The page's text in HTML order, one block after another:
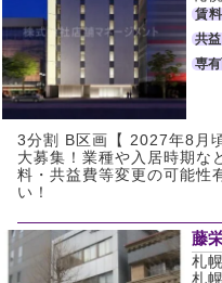
賃料
共
専
3分割 B区画【 2027年8月
大募集！業種や入居時期
料・共益費等変更の可能性
い！
藤
札
札